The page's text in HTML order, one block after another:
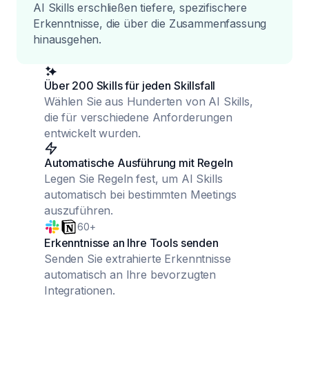
AI Skills erschließen tiefere, spezifischere
Erkenntnisse, die über die Zusammenfassung
hinausgehen.
Über 200 Skills für jeden Skillsfall
Wählen Sie aus Hunderten von AI Skills,
die für verschiedene Anforderungen
entwickelt wurden.
Automatische Ausführung mit Regeln
Legen Sie Regeln fest, um AI Skills
automatisch bei bestimmten Meetings
auszuführen.
60+
Erkenntnisse an Ihre Tools senden
Senden Sie extrahierte Erkenntnisse
automatisch an Ihre bevorzugten
Integrationen.